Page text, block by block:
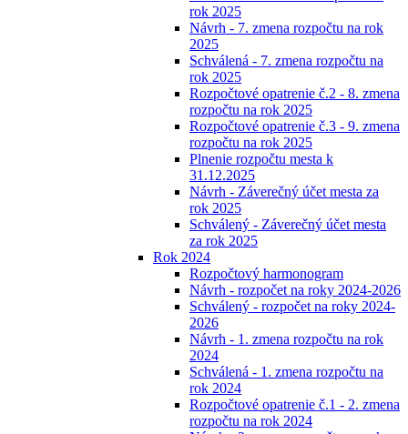
rok 2025
Návrh - 7. zmena rozpočtu na rok
2025
Schválená - 7. zmena rozpočtu na
rok 2025
Rozpočtové opatrenie č.2 - 8. zmena
rozpočtu na rok 2025
Rozpočtové opatrenie č.3 - 9. zmena
rozpočtu na rok 2025
Plnenie rozpočtu mesta k
31.12.2025
Návrh - Záverečný účet mesta za
rok 2025
Schválený - Záverečný účet mesta
za rok 2025
Rok 2024
Rozpočtový harmonogram
Návrh - rozpočet na roky 2024-2026
Schválený - rozpočet na roky 2024-
2026
Návrh - 1. zmena rozpočtu na rok
2024
Schválená - 1. zmena rozpočtu na
rok 2024
Rozpočtové opatrenie č.1 - 2. zmena
rozpočtu na rok 2024